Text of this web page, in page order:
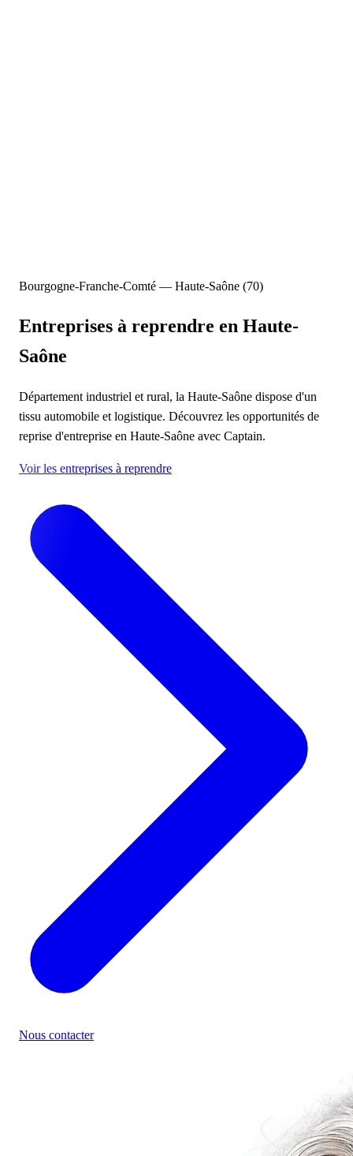
Bourgogne-Franche-Comté — Haute-Saône (70)
Entreprises à reprendre en Haute-
Saône
Département industriel et rural, la Haute-Saône dispose d'un
tissu automobile et logistique. Découvrez les opportunités de
reprise d'entreprise en Haute-Saône avec Captain.
Voir les entreprises à reprendre
Nous contacter